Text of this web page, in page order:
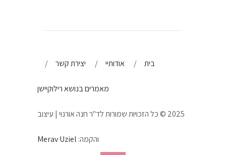
בית אודותיי יצירת קשר
מאמרים בנושא רילוקיישן
2025 © כל הזכויות שמורות לד"ר חנה אורנוי | עיצוב
והקמה: Merav Uziel